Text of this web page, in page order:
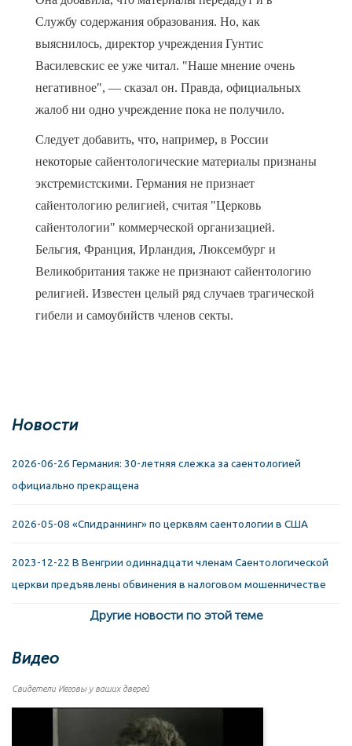
Службу содержания образования. Но, как
выяснилось, директор учреждения Гунтис
Василевскис ее уже читал. "Наше мнение очень
негативное", — сказал он. Правда, официальных
жалоб ни одно учреждение пока не получило.
Следует добавить, что, например, в России
некоторые сайентологические материалы признаны
экстремистскими. Германия не признает
сайентологию религией, считая "Церковь
сайентологии" коммерческой организацией.
Бельгия, Франция, Ирландия, Люксембург и
Великобритания также не признают сайентологию
религией. Известен целый ряд случаев трагической
гибели и самоубийств членов секты.
Новости
2026-06-26 Германия: 30-летняя слежка за саентологией
официально прекращена
2026-05-08 «Спидраннинг» по церквям саентологии в США
2023-12-22 В Венгрии одиннадцати членам Саентологической
церкви предъявлены обвинения в налоговом мошенничестве
Другие новости по этой теме
Видео
Свидетели Иеговы у ваших дверей